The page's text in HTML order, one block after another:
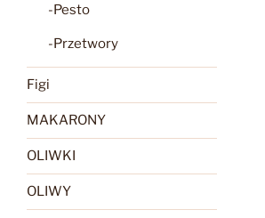
-Pesto
-Przetwory
Figi
MAKARONY
OLIWKI
OLIWY